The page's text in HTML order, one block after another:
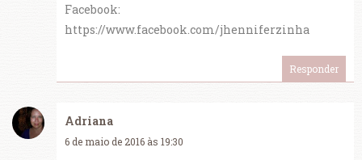
Facebook:
https://www.facebook.com/jhenniferzinha
Responder
Adriana
6 de maio de 2016 às 19:30